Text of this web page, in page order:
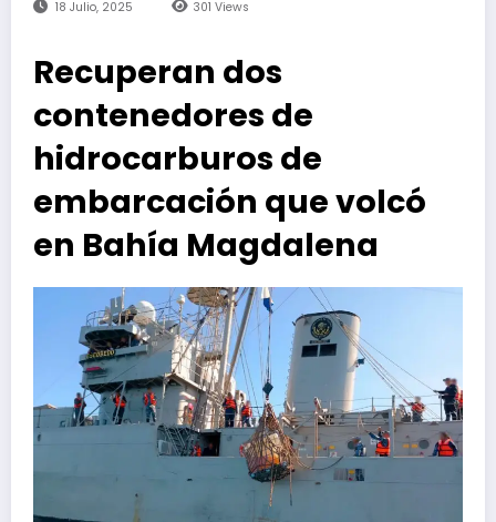
18 Julio, 2025 301 Views
Recuperan dos
contenedores de
hidrocarburos de
embarcación que volcó
en Bahía Magdalena